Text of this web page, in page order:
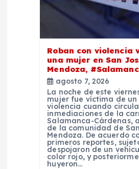
Roban con violencia
una mujer en San
Mendoza,
agosto 7, 2026
La noche de este
mujer fue víctima de un
violencia cuando
inmediaciones de la
Salamanca-Cárdenas,
de la comunidad de
Mendoza. De acuerdo
primeros reportes,
despojaron de un
color rojo, y
huyeron…